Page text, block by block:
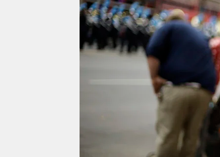
verlag
verlag
veranstaltungen